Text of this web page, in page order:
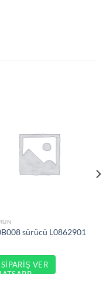
sürücü L0862901
SIPARIŞ VER